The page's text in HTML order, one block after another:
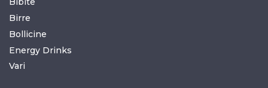
Birre
Bollicine
Energy Drinks
Vari